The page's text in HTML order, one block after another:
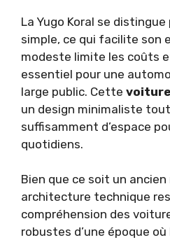
La Yugo Koral se
simple, ce qui facilite son
modeste limite les coûts
essentiel pour une
large public. Cette
un design minimaliste
suffisamment d’espace
quotidiens.
Bien que ce soit un ancien
architecture technique
compréhension des
robustes d’une époque